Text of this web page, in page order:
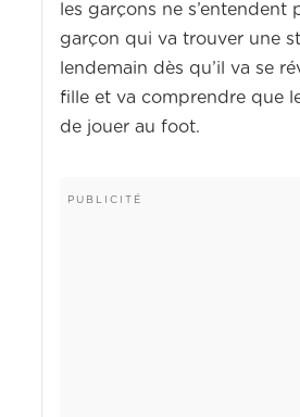
les garçons ne s’entendent
garçon qui va trouver une
lendemain dès qu’il va se
fille et va comprendre que
de jouer au foot.